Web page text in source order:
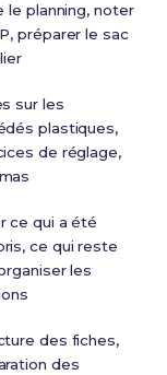
le planning, noter
préparer le sac
sur les
plastiques,
de réglage,
ce qui a été
ce qui reste
les
des fiches,
des